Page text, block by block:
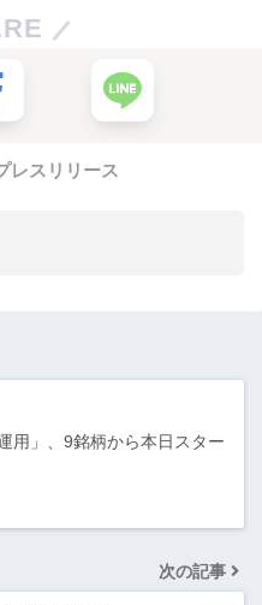
レスリリース
用」、9銘柄から本日スター
次の記事